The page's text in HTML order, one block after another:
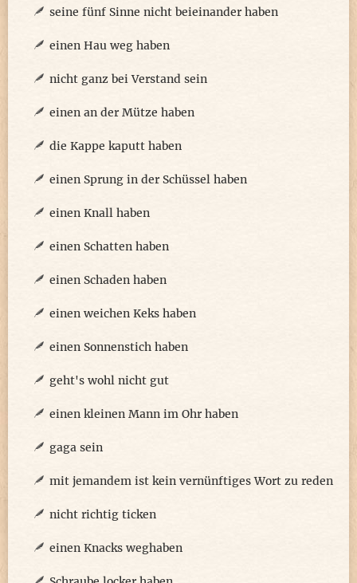
seine fünf Sinne nicht beieinander haben
einen Hau weg haben
nicht ganz bei Verstand sein
einen an der Mütze haben
die Kappe kaputt haben
einen Sprung in der Schüssel haben
einen Knall haben
einen Schatten haben
einen Schaden haben
einen weichen Keks haben
einen Sonnenstich haben
geht's wohl nicht gut
einen kleinen Mann im Ohr haben
gaga sein
mit jemandem ist kein vernünftiges Wort zu reden
nicht richtig ticken
einen Knacks weghaben